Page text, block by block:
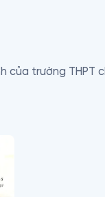
của trường THPT
biệt là độc giả
triển” báo Tuổi